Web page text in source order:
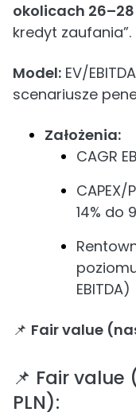
okolicach
kredyt zaufania”.
Model: EV/
scenariusze
Założenia:
CAGR
14% do
EBITDA)
📌 Fair value
📌 Fair
PLN):